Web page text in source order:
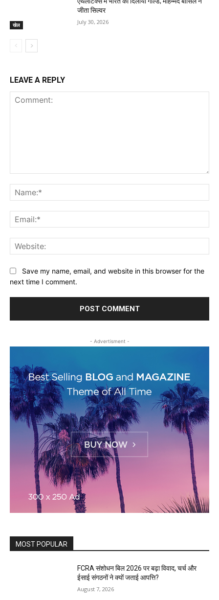
खेल
जीता सिल्वर
July 30, 2026
LEAVE A REPLY
Save my name, email, and website in this browser for the
next time I comment.
- Advertisment -
MOST POPULAR
FCRA संशोधन बिल 2026 पर बढ़ा विवाद, चर्च और
ईसाई संगठनों ने क्यों जताई आपत्ति?
August 7, 2026